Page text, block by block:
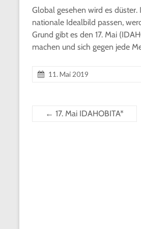
Global gesehen wird es
nationale Idealbild passen,
Grund gibt es den 17. Mai
machen und sich gegen jede
11. Mai 2019
← 17. Mai IDAHOBITA*